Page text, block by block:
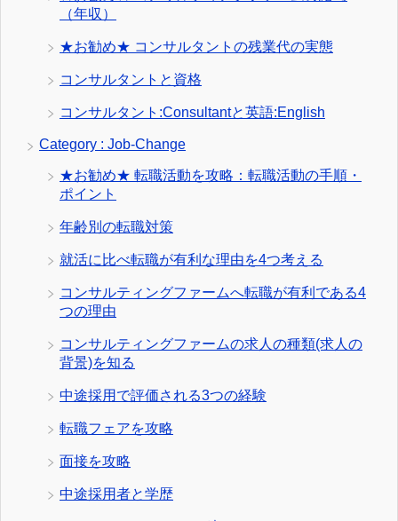
（年収）
★お勧め★ コンサルタントの残業代の実態
コンサルタントと資格
コンサルタント:Consultantと英語:English
Category : Job-Change
★お勧め★ 転職活動を攻略：転職活動の手順・
ポイント
年齢別の転職対策
就活に比べ転職が有利な理由を4つ考える
コンサルティングファームへ転職が有利である4
つの理由
コンサルティングファームの求人の種類(求人の
背景)を知る
中途採用で評価される3つの経験
転職フェアを攻略
面接を攻略
中途採用者と学歴